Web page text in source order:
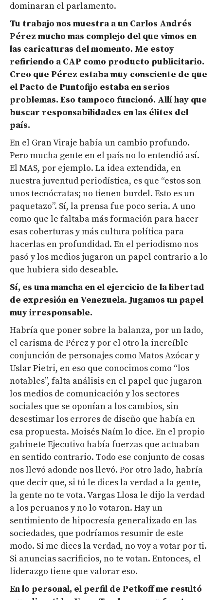
dominaran el parlamento.
Tu trabajo nos muestra a un Carlos Andrés
Pérez mucho mas complejo del que vimos en
las caricaturas del momento. Me estoy
refiriendo a CAP como producto publicitario.
Creo que Pérez estaba muy consciente de que
el Pacto de Puntofijo estaba en serios
problemas. Eso tampoco funcionó. Allí hay que
buscar responsabilidades en las élites del
país.
En el Gran Viraje había un cambio profundo.
Pero mucha gente en el país no lo entendió así.
El MAS, por ejemplo. La idea extendida, en
nuestra juventud periodística, es que “estos son
unos tecnócratas; no tienen burdel. Esto es un
paquetazo”. Sí, la prensa fue poco seria. A uno
como que le faltaba más formación para hacer
esas coberturas y más cultura política para
hacerlas en profundidad. En el periodismo nos
pasó y los medios jugaron un papel contrario a lo
que hubiera sido deseable.
Sí, es una mancha en el ejercicio de la libertad
de expresión en Venezuela. Jugamos un papel
muy irresponsable.
Habría que poner sobre la balanza, por un lado,
el carisma de Pérez y por el otro la increíble
conjunción de personajes como Matos Azócar y
Uslar Pietri, en eso que conocimos como “los
notables”, falta análisis en el papel que jugaron
los medios de comunicación y los sectores
sociales que se oponían a los cambios, sin
desestimar los errores de diseño que había en
esa propuesta. Moisés Naím lo dice. En el propio
gabinete Ejecutivo había fuerzas que actuaban
en sentido contrario. Todo ese conjunto de cosas
nos llevó adonde nos llevó. Por otro lado, habría
que decir que, si tú le dices la verdad a la gente,
la gente no te vota. Vargas Llosa le dijo la verdad
a los peruanos y no lo votaron. Hay un
sentimiento de hipocresía generalizado en las
sociedades, que podríamos resumir de este
modo. Si me dices la verdad, no voy a votar por ti.
Si anuncias sacrificios, no te votan. Entonces, el
liderazgo tiene que valorar eso.
En lo personal, el perfil de Petkoff me resultó